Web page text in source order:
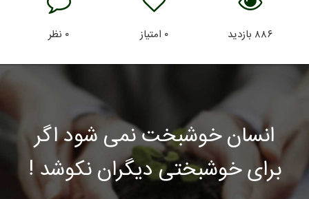
۸۸۶ بازدید ۰ امتیاز ۰ نظر
انسان خوشبخت نمی شود اگر
برای خوشبختی دیگران نکوشد !